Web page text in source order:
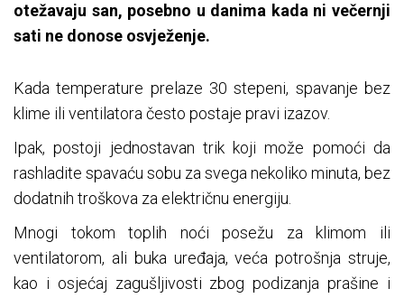
otežavaju san, posebno u danima kada ni večernji
sati ne donose osvježenje.
Kada temperature prelaze 30 stepeni, spavanje bez
klime ili ventilatora često postaje pravi izazov.
Ipak, postoji jednostavan trik koji može pomoći da
rashladite spavaću sobu za svega nekoliko minuta, bez
dodatnih troškova za električnu energiju.
Mnogi tokom toplih noći posežu za klimom ili
ventilatorom, ali buka uređaja, veća potrošnja struje,
kao i osjećaj zagušljivosti zbog podizanja prašine i